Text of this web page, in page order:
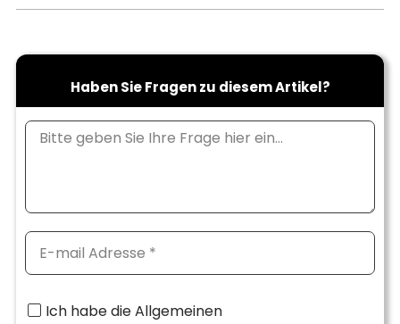
Haben Sie Fragen zu diesem Artikel?
Ich habe die Allgemeinen